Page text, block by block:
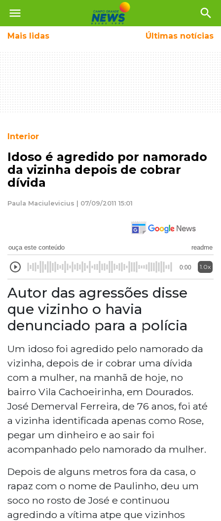
menu search
Mais lidas Últimas notícias
Interior
Idoso é agredido por namorado
da vizinha depois de cobrar
dívida
Paula Maciulevicius | 07/09/2011 15:01
ouça este conteúdo readme
0:00 1.0x
Autor das agressões disse
que vizinho o havia
denunciado para a polícia
Um idoso foi agredido pelo namorado da
vizinha, depois de ir cobrar uma dívida
com a mulher, na manhã de hoje, no
bairro Vila Cachoeirinha, em Dourados.
José Demerval Ferreira, de 76 anos, foi até
a vizinha identificada apenas como Rose,
pegar um dinheiro e ao sair foi
acompanhado pelo namorado da mulher.
Depois de alguns metros fora da casa, o
rapaz com o nome de Paulinho, deu um
soco no rosto de José e continuou
agredindo a vítima atpe que vizinhos